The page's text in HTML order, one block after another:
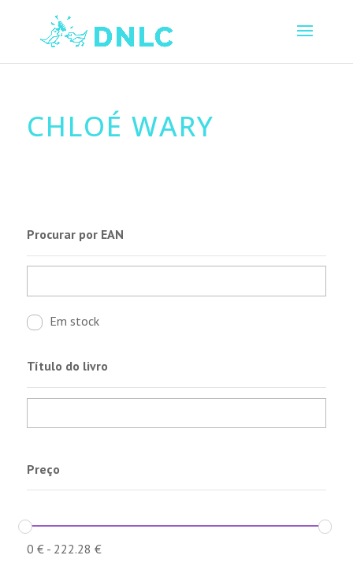
CHLOÉ WARY
Procurar por EAN
Em stock
Título do livro
Preço
0 €- 222.28 €